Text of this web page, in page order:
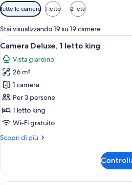
Filtri
disponibili
per
le
camere
Tutte le camere 1 letto 2 letti
Stai visualizzando 19 su 19 camere
Apri
tutte
le
foto
per
Camera
Deluxe,
1
king
7
Camera Deluxe, 1 letto king
Vista giardino
26 m²
1 camera
Per 3 persone
1 letto king
Wi-Fi gratuito
Scopri di più
Altri
Deluxe,